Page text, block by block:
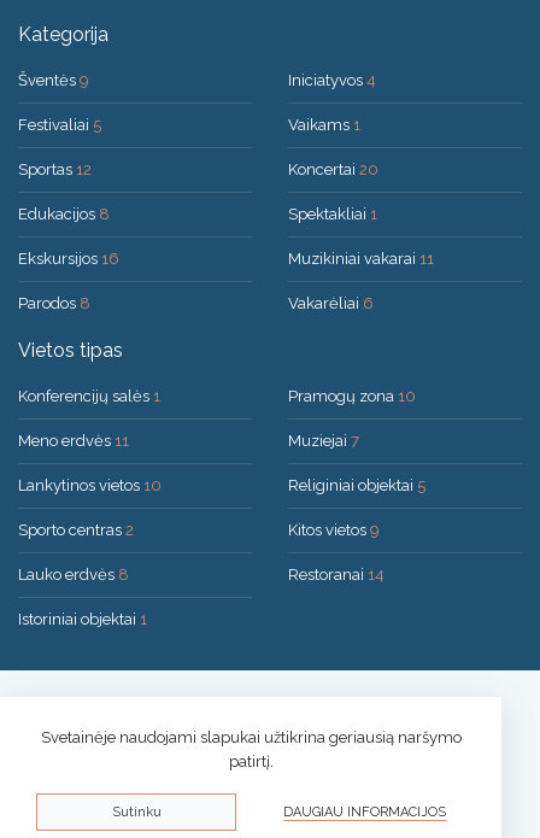
Kategorija
Šventės 9
Festivaliai 5
Sportas 12
Edukacijos 8
Ekskursijos 16
Parodos 8
Iniciatyvos 4
Vaikams 1
Koncertai 20
Spektakliai 1
Muzikiniai vakarai 11
Vakarėliai 6
Vietos tipas
Konferencijų salės 1
Meno erdvės 11
Lankytinos vietos 10
Sporto centras 2
Lauko erdvės 8
Istoriniai objektai 1
Pramogų zona 10
Muziejai 7
Religiniai objektai 5
Kitos vietos 9
Restoranai 14
Privatumo politika
Svetainėje naudojami slapukai užtikrina geriausią naršymo
patirtį.
Sutinku DAUGIAU INFORMACIJOS